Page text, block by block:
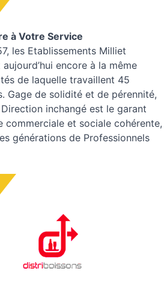
à Votre Service
les Etablissements Milliet
encore à la même
de laquelle travaillent 45
Gage de solidité et de pérennité,
inchangé est le garant
commerciale et sociale cohérente,
générations de Professionnels